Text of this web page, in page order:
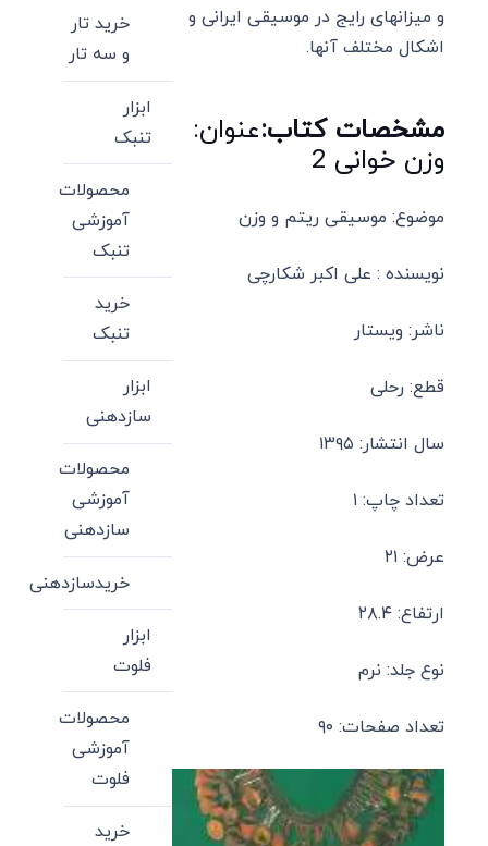
و میزانهای رایج در موسیقی ایرانی و
اشکال مختلف آنها.
مشخصات کتاب:عنوان:
وزن خوانی 2
موضوع: موسیقی ریتم و وزن
نویسنده : علی اکبر شکارچی
ناشر: ویستار
قطع: رحلی
سال انتشار: ۱۳۹۵
تعداد چاپ: ۱
عرض: ۲۱
ارتفاع: ۲۸.۴
نوع جلد: نرم
تعداد صفحات: ۹۰
خرید تار
و سه تار
ابزار
تنبک
محصولات
آموزشی
تنبک
خرید
تنبک
ابزار
سازدهنی
محصولات
آموزشی
سازدهنی
خریدسازدهنی
ابزار
فلوت
محصولات
آموزشی
فلوت
خرید